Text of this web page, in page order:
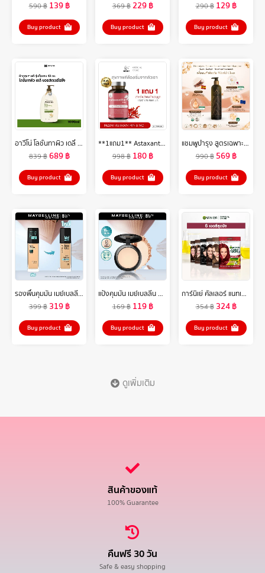
590฿ 139฿
Buy product
369฿229฿
Buy product
290฿ 129฿
Buy product
อาวีโน่ โลชั่นทาผิว เดลี่ มอยส์เจอร์ไรซิ่ง โลชั่น 1000 มล. Aveeno Daily Moisturizing Lotion 1000 ml.
839฿689฿
Buy product
**1แถม1** Astaxanthin 6 mg. INZENT แอสต้าแซนทีน สาหร่ายแดง ต้านอนุมูลแอสตาแซนธิน (30 แคปซูล)
998฿ 180฿
Buy product
แชมพูบำรุง สูตรเฉพาะหอมเกศ(Hommkesa Natural Color Shampoo ขนาด340ml.)
990฿ 569฿
Buy product
รองพื้นคุมมัน เมย์เบลลีน ฟิต มี แมท แอนด์ พอร์เลส 30 มล.MAYBELLINE FIT ME MATTE AND PORELESS LIQUID FOUNDATION 30 ML.(เครื่องสำอาง,รองพื้น,ครีมรองพื้น,เนื้อแมท)
399฿ 319฿
Buy product
แป้งคุมมัน เมย์เบลลีน ฟิต มี แมท+พอร์เลส คุมมัน16ชม. 6 กรัม Maybelline FIT ME MATTE+PORELESS POWDER 6 g.(เครื่องสำอาง, แป้งตลับ, แป้งพัฟ)
169฿ 119฿
Buy product
การ์นิเย่ คัลเลอร์ แนทเชอรัลส์ แพค 6 ชิ้น | Garnier Color Naturals 6 pcs (สีผมยาย้อมผมGarnier Hair Color)
354฿ 324฿
Buy product
ดูเพิ่มเติม
สินค้าของแท้
100% Guarantee
คืนฟรี 30 วัน
Safe & easy shopping